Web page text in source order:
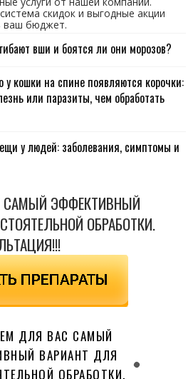
скидок и выгодные акции
ваш бюджет.
вши и боятся ли они морозов?
у кошки на спине появляются корочки:
или паразиты, чем обработать
у людей: заболевания, симптомы и
ЭФФЕКТИВНЫЙ
ОБРАБОТКИ.
ДЛЯ ВАС САМЫЙ
ВАРИАНТ ДЛЯ
ОБРАБОТКИ.